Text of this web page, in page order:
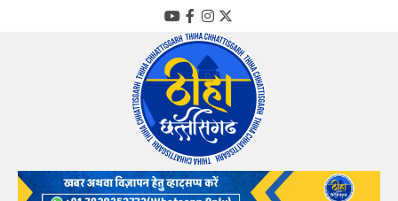
YouTube
Facebook
Instagram
Twitter
Thiha Chhattisgarh
गोठ जन-जन के